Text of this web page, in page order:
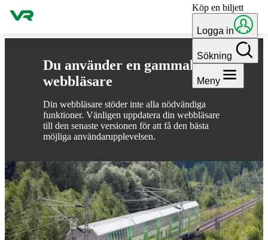
Du använder en gammal
webbläsare
Din webbläsare stöder inte alla nödvändiga
funktioner. Vänligen uppdatera din webbläsare
till den senaste versionen för att få den bästa
möjliga användarupplevelsen.
Gå till innehållet Köp en biljett
Logga in
Sökning
Meny